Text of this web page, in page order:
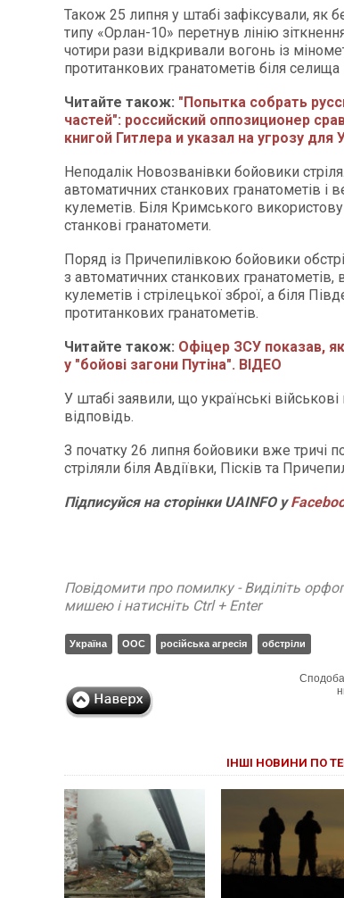
Також 25 липня у штабі зафіксували, як
типу «Орлан-10» перетнув лінію
чотири рази відкривали вогонь із
протитанкових гранатометів біля
Читайте також: "Попытка собрать
частей": российский оппозиционер
книгой Гитлера и указал на угрозу для
Неподалік Новозванівки бойовики
автоматичних станкових гранатометів і
кулеметів. Біля Кримського
станкові гранатомети.
Поряд із Причепилівкою бойовики
з автоматичних станкових гранатометів,
кулеметів і стрілецької зброї, а біля
протитанкових гранатометів.
Читайте також: Офіцер ЗСУ показав,
у "бойові загони Путіна". ВІДЕО
У штабі заявили, що українські
відповідь.
З початку 26 липня бойовики вже тричі
стріляли біля Авдіївки, Пісків та
Підписуйся на сторінки UAINFO у
Повідомити про помилку - Виділіть
мишею і натисніть Ctrl + Enter
Україна ООС російська агресія обстріли
ІНШІ НОВИНИ ПО